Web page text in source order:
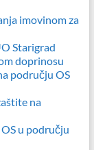
imovinom za
Starigrad
doprinosu
području OS
na
u području